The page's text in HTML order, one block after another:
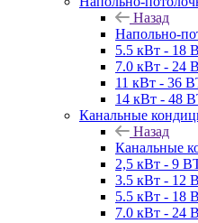
Назад
Напольно-
5.5 кВт - 18
7.0 кВт - 24
11 кВт - 36
14 кВт - 48
Канальные
Назад
Канальные
2,5 кВт - 9
3.5 кВт - 12
5.5 кВт - 18
7.0 кВт - 24